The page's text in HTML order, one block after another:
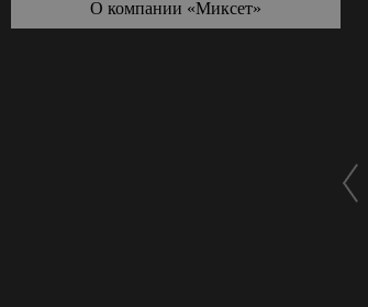
О компании «Миксет»